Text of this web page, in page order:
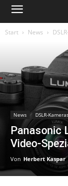
Start News
News DSLR-
Panasonic
Video-
Von Herbert Kaspar